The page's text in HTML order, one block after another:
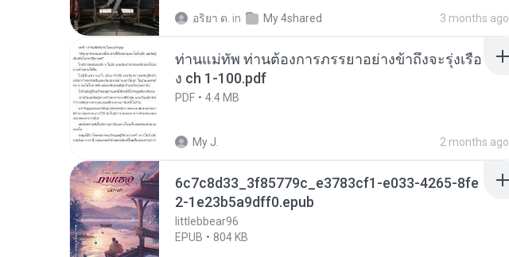
อริยา ด. in My 4shared 3 months ago
ท่านแม่ทัพ ท่านต้องการภรรยาอย่างข้าถึงจะรุ่งเรือ
ง ch 1-100.pdf
PDF 4.4 MB
My J. 2 months ago
6c7c8d33_3f85779c_e3783cf1-e033-4265-8fe
2-1e23b5a9dff0.epub
littlebbear96
EPUB
804 KB